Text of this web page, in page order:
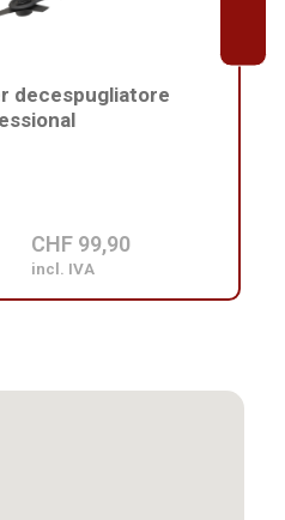
decespugliatore
CHF 99,90
incl. IVA